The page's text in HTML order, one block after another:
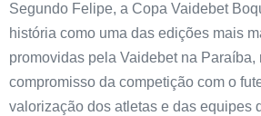
Segundo Felipe, a Copa Vaidebet
história como uma das edições mais
promovidas pela Vaidebet na Paraíba,
compromisso da competição com o
valorização dos atletas e das equipes